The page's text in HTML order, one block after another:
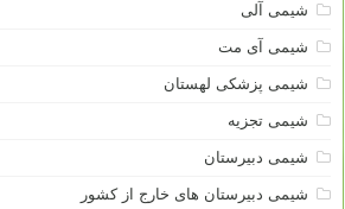
شیمی آلی
شیمی آی مت
شیمی پزشکی لهستان
شیمی تجزیه
شیمی دبیرستان
شیمی دبیرستان های خارج از کشور